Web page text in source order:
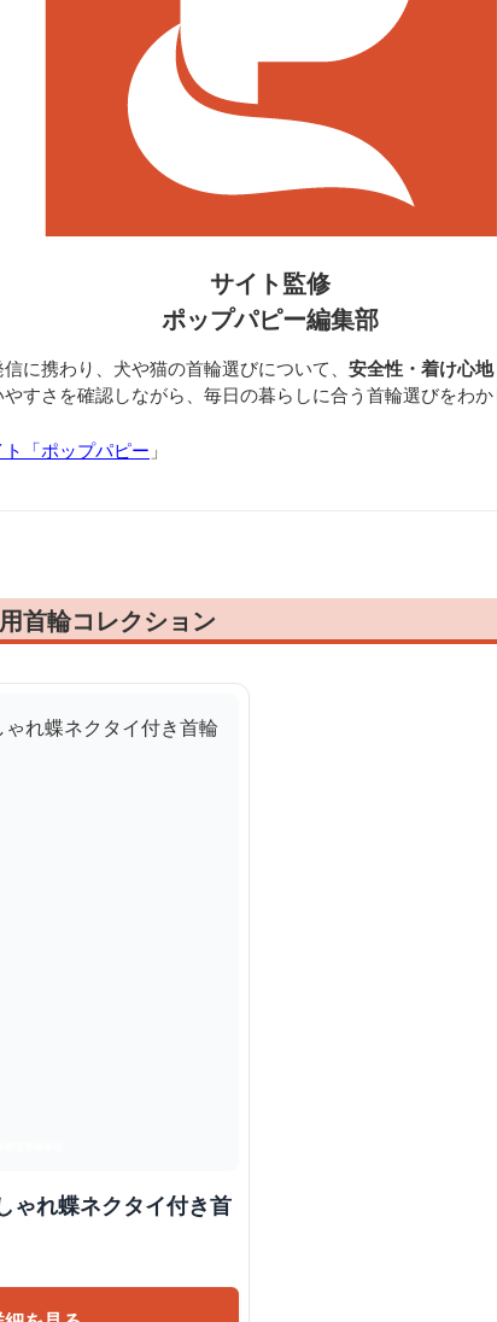
サイト監修
ポップパピー編集部
に携わり、犬や猫の首輪選びについて、 安全性・着け心
すさを確認しながら、毎日の暮らしに合う首輪選びをわか
「ポップパピー 」
首輪コレクション